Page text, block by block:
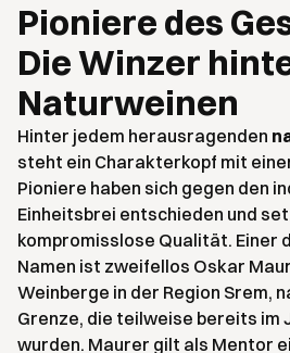
Pioniere des
Die Winzer
Naturweinen
Hinter jedem herausragenden
steht ein Charakterkopf mit
Pioniere haben sich gegen den
Einheitsbrei entschieden und
kompromisslose Qualität. Einer
Namen ist zweifellos Oskar
Weinberge in der Region Srem,
Grenze, die teilweise bereits im
wurden. Maurer gilt als Mentor